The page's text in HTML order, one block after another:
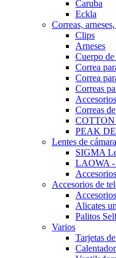
Caruba
Eckla
Correas,
Clips
Arneses
Cuerpo de
Correa
Correa
Correas
Correas
PEAK
Lentes de cámara
SIGMA
LAOWA -
Accesorios de
Alicates
Palitos
Varios
Tarjetas